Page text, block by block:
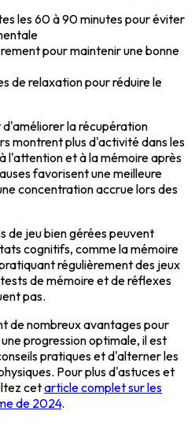
les 60 à 90 minutes pour éviter
pour maintenir une bonne
de relaxation pour réduire le
larécupération
montrent plus d'activité dans les
l'attention et à la mémoire après
favorisent une meilleure
concentration accrue lors des
de jeu bien géréespeuvent
cognitifs, comme la mémoire
régulièrement des jeux
de mémoire et de réflexes
pas.
de nombreux avantages pour
une progression optimale, il est
pratiques et d'alterner les
Pour plus d'astuces et
cetarticle complet sur les
de 2024.